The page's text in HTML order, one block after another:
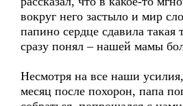
вокруг него застыло и мир
папино сердце сдавила такая
сразу понял – нашей мамы
Несмотря на все наши усилия,
месяц после похорон, папа